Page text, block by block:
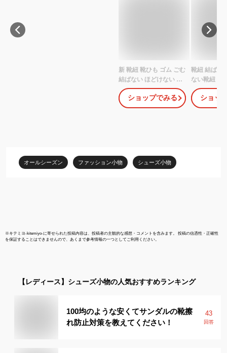
新 靴紐 靴ひも ゴム ごむ
結ばない ほどけない 伸
びる 結ばない靴紐 AIR
CATERPY エアキャタピ
ー キャタピラン むすば
ーカー スポーツ おしゃ
れ 可愛い 柄 スパイク 送
ショップでみる
靴紐 結ばな
ない靴紐 お
スニーカー
ほどけない
シリコン ビ
ショッ
オールシーズン ファッション小物 シューズ小物
※キテミヨ-kitemiyo-に寄せられた投稿内容は、投稿者の主観的な感想・コメントを含みます。 投稿の信憑性・正確性
を保証することはできませんので、あくまで参考情報の一つとしてご利用ください。
【レディース】 シューズ小物の人気おすすめランキング
100均のような安くてサンダルの靴擦
れ防止対策を教えてください！
43
回答